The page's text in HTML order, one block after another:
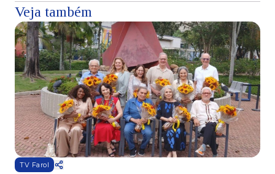
Veja também
TV Farol